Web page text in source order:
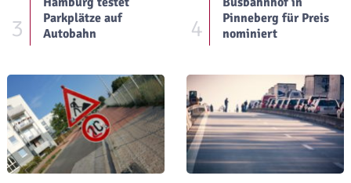
3
Parkplätze auf
Autobahn
4
Pinneberg für Preis
nominiert